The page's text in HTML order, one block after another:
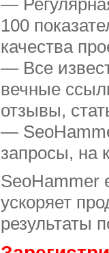
100
качества
— Все
вечные
отзывы,
—
запросы, на
SeoHammer
ускоряет
результаты